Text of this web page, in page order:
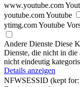
www.youtube.com
youtube.comYoutube
ytimg.comYoutube
Andere Dienste Diese
Dienste, die nicht in die
nicht eindeutig
Details anzeigen
NFWSESSID (kept for: